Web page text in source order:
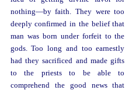
nothing—by faith. They were too
deeply confirmed in the belief that
man was born under forfeit to the
gods. Too long and too earnestly
had they sacrificed and made gifts
to the priests to be able to
comprehend the good news that